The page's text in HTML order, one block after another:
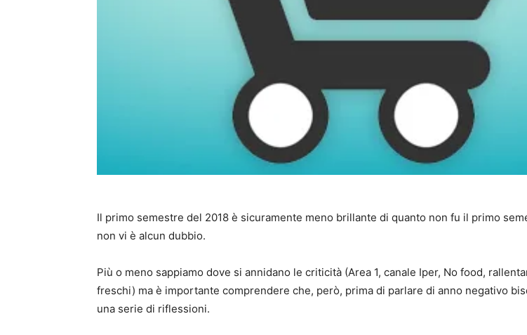
Il primo semestre del 2018 è sicuramente meno brillante di quanto non fu il primo
non vi è alcun dubbio.
Più o meno sappiamo dove si annidano le criticità (Area 1, canale Iper, No food,
freschi) ma è importante comprendere che, però, prima di parlare di anno negativo
una serie di riflessioni.